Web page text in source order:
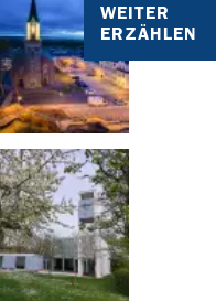
WEITER
ERZÄHLEN